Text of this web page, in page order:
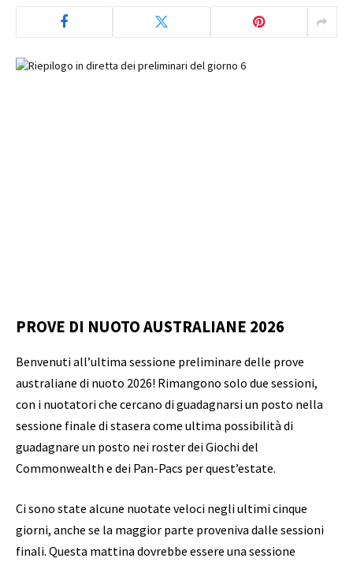
PROVE DI NUOTO AUSTRALIANE 2026
Benvenuti all’ultima sessione preliminare delle prove
australiane di nuoto 2026! Rimangono solo due sessioni,
con i nuotatori che cercano di guadagnarsi un posto nella
sessione finale di stasera come ultima possibilità di
guadagnare un posto nei roster dei Giochi del
Commonwealth e dei Pan-Pacs per quest’estate.
Ci sono state alcune nuotate veloci negli ultimi cinque
giorni, anche se la maggior parte proveniva dalle sessioni
finali. Questa mattina dovrebbe essere una sessione